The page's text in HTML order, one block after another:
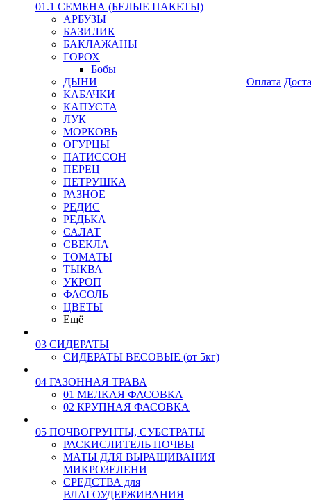
01.1 СЕМЕНА (БЕЛЫЕ ПАКЕТЫ)
АРБУЗЫ
БАЗИЛИК
БАКЛАЖАНЫ
ГОРОХ
Бобы
ДЫНИ
КАБАЧКИ
КАПУСТА
ЛУК
МОРКОВЬ
ОГУРЦЫ
ПАТИССОН
ПЕРЕЦ
ПЕТРУШКА
РАЗНОЕ
РЕДИС
РЕДЬКА
САЛАТ
СВЕКЛА
ТОМАТЫ
ТЫКВА
УКРОП
ФАСОЛЬ
ЦВЕТЫ
Ещё
03 СИДЕРАТЫ
СИДЕРАТЫ ВЕСОВЫЕ (от 5кг)
04 ГАЗОННАЯ ТРАВА
01 МЕЛКАЯ ФАСОВКА
02 КРУПНАЯ ФАСОВКА
05 ПОЧВОГРУНТЫ, СУБСТРАТЫ
РАСКИСЛИТЕЛЬ ПОЧВЫ
МАТЫ ДЛЯ ВЫРАЩИВАНИЯ
МИКРОЗЕЛЕНИ
СРЕДСТВА для
ВЛАГОУДЕРЖИВАНИЯ
Оплата